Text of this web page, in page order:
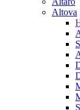
Altova